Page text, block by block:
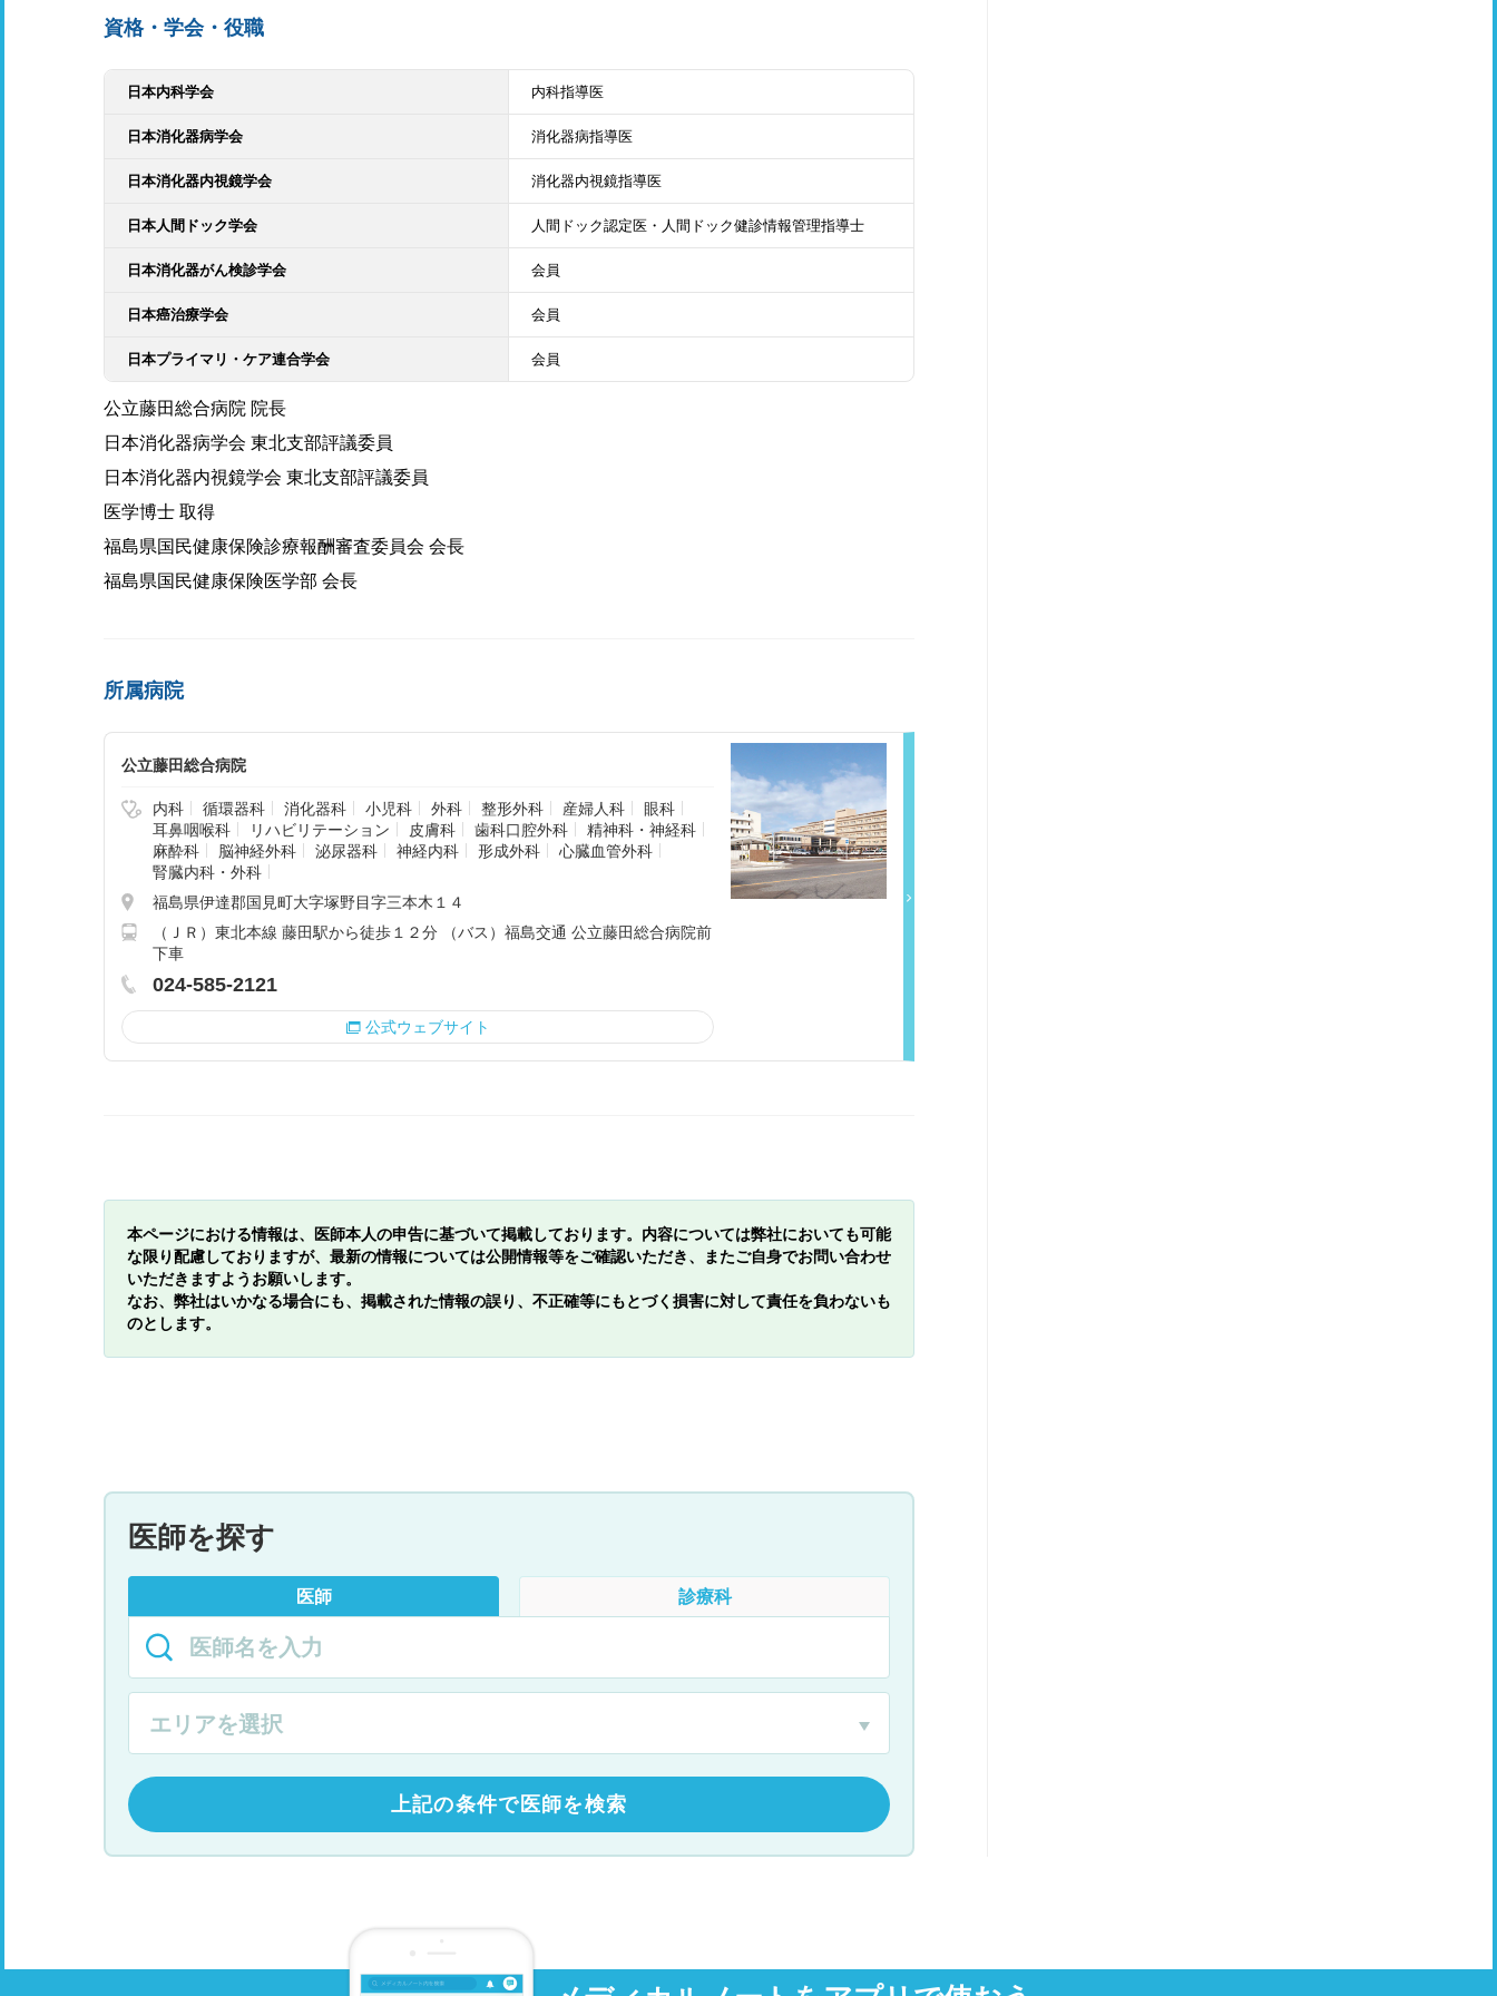
資格・学会・役職
日本内科学会 内科指導医
日本消化器病学会 消化器病指導医
日本消化器内視鏡学会 消化器内視鏡指導医
日本人間ドック学会 人間ドック認定医・人間ドック健診情報管理指導士
日本消化器がん検診学会 会員
日本癌治療学会 会員
日本プライマリ・ケア連合学会 会員
公立藤田総合病院 院長
日本消化器病学会 東北支部評議委員
日本消化器内視鏡学会 東北支部評議委員
医学博士 取得
福島県国民健康保険診療報酬審査委員会 会長
福島県国民健康保険医学部 会長
所属病院
公立藤田総合病院
内科 循環器科 消化器科 小児科 外科 整形外科 産婦人科
眼科
耳鼻咽喉科
リハビリテーション 皮膚科 歯科口腔外科
精神科・神経科
麻酔科
脳神経外科 泌尿器科 神経内科 形成外科
心臓血管外科
腎臓内科・外科
福島県伊達郡国見町大字塚野目字三本木１４
（ＪＲ）東北本線 藤田駅から徒歩１２分 （バス）福島交通 公立藤田総合病院前
下車
024-585-2121
公式ウェブサイト
本ページにおける情報は、医師本人の申告に基づいて掲載しております。内容については弊社においても可能
な限り配慮しておりますが、最新の情報については公開情報等をご確認いただき、またご自身でお問い合わせ
いただきますようお願いします。
なお、弊社はいかなる場合にも、掲載された情報の誤り、不正確等にもとづく損害に対して責任を負わないも
のとします。
医師を探す
医師 診療科
上記の条件で医師を検索